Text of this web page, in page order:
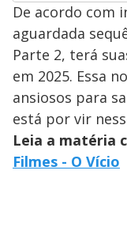
De acordo com
aguardada
Parte 2, terá
em 2025. Essa
ansiosos para
está por vir
Leia a matéria
Filmes - O Vício